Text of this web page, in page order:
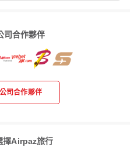
司合作夥伴
司合作夥伴
擇Airpaz旅行